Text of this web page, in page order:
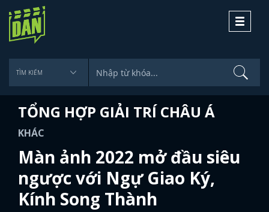
Toggle
TỔNG HỢP GIẢI TRÍ CHÂU Á
KHÁC
Màn ảnh 2022 mở đầu siêu
ngược với Ngự Giao Ký,
Kính Song Thành